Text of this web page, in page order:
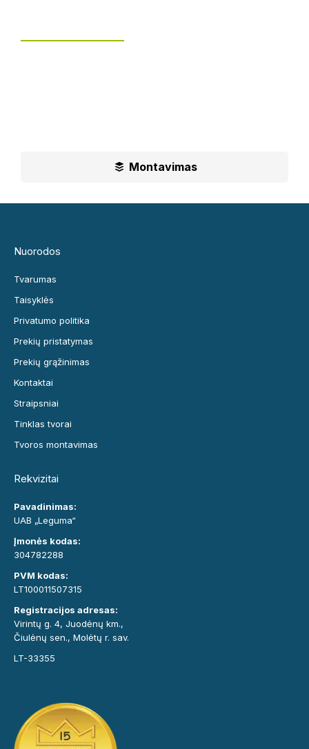
Montavimas
Nuorodos
Tvarumas
Taisyklės
Privatumo politika
Prekių pristatymas
Prekių grąžinimas
Kontaktai
Straipsniai
Tinklas tvorai
Tvoros montavimas
Rekvizitai
Pavadinimas:
UAB „Leguma“
Įmonės kodas:
304782288
PVM kodas:
LT100011507315
Registracijos adresas:
Virintų g. 4, Juodėnų km.,
Čiulėnų sen., Molėtų r. sav.
LT-33355